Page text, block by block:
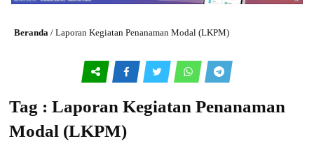
Beranda / Laporan Kegiatan Penanaman Modal (LKPM)
Tag : Laporan Kegiatan Penanaman
Modal (LKPM)